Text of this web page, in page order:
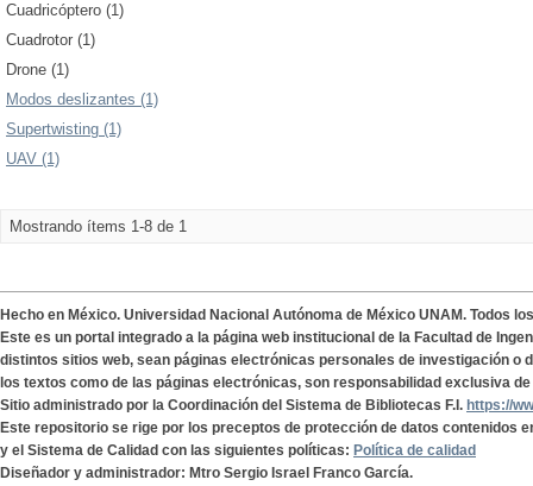
Cuadricóptero (1)
Cuadrotor (1)
Drone (1)
Modos deslizantes (1)
Supertwisting (1)
UAV (1)
Mostrando ítems 1-8 de 1
Hecho en México. Universidad Nacional Autónoma de México UNAM. Todos
Este es un portal integrado a la página web institucional de la Facultad de
distintos sitios web, sean páginas electrónicas personales de investigación o
los textos como de las páginas electrónicas, son responsabilidad exclusiva
Sitio administrado por la Coordinación del Sistema de Bibliotecas F.I. https://
Este repositorio se rige por los preceptos de protección de datos contenidos
y el Sistema de Calidad con las siguientes políticas: Política de calidad
Diseñador y administrador: Mtro Sergio Israel Franco García.